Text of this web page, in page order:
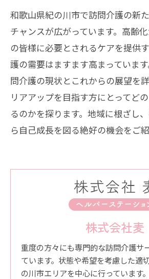
和歌山県紀の川市で訪問介護の新
チャンスが広がっています。高齢
の皆様に必要とされるケアを提供
護の需要はますます高まっていま
問介護の現状とこれからの展望を
リアアップを目指す方にとってど
るのかを探ります。地域に根ざし
ら自己成長を図る絶好の機会をご紹
株式会社麦
重度の方々にも専門的な訪問介護サ
ています。状態や希望を考慮した適
の川市エリアを中心に行っています。